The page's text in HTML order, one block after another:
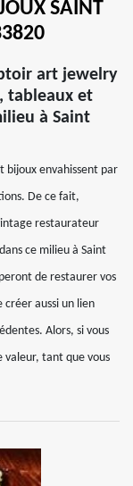
SAINT
art jewelry
tableaux et
à Saint
bijoux envahissent par
De ce fait,
restaurateur
ce milieu à Saint
de restaurer vos
créer aussi un lien
Alors, si vous
valeur, tant que vous